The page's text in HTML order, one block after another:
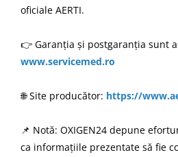
oficiale AERTI.
👉 Garanția și postgaranția sunt
www.servicemed.ro
🌐 Site producător: https://
📌 Notă: OXIGEN24 depune
ca informațiile prezentate să fie